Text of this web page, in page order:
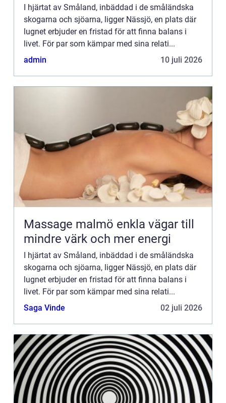
I hjärtat av Småland, inbäddad i de småländska
skogarna och sjöarna, ligger Nässjö, en plats där
lugnet erbjuder en fristad för att finna balans i
livet. För par som kämpar med sina relati...
admin
10 juli 2026
Massage malmö enkla vägar till
mindre värk och mer energi
I hjärtat av Småland, inbäddad i de småländska
skogarna och sjöarna, ligger Nässjö, en plats där
lugnet erbjuder en fristad för att finna balans i
livet. För par som kämpar med sina relati...
Saga Vinde
02 juli 2026